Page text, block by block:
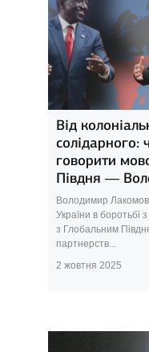
Від
солідарного:
говорити
Півдня —
Володимир
України в боротьбі
з Глобальним
партнерств...
2 жовтня 2025